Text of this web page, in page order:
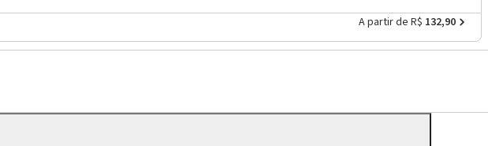
A partir de R$ 132,90